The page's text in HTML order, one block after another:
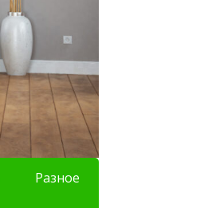
Разное